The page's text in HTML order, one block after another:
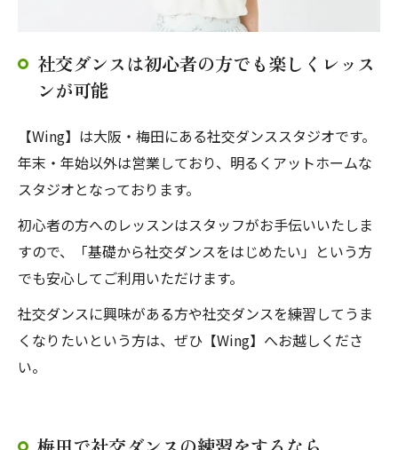
社交ダンスは初心者の方でも楽しくレッス
ンが可能
【Wing】は大阪・梅田にある社交ダンススタジオです。
年末・年始以外は営業しており、明るくアットホームな
スタジオとなっております。
初心者の方へのレッスンはスタッフがお手伝いいたしま
すので、「基礎から社交ダンスをはじめたい」という方
でも安心してご利用いただけます。
社交ダンスに興味がある方や社交ダンスを練習してうま
くなりたいという方は、ぜひ【Wing】へお越しくださ
い。